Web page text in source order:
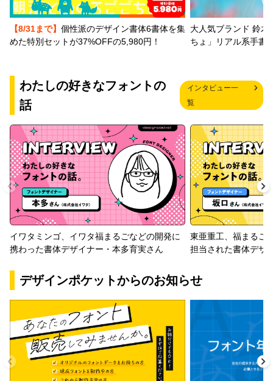
【8/31まで】 個性派のデザイン書体6書体を集
めた特別セットが37%OFFの5,980円！
大人気ブランド 鈴木
ちょ」リアル系手書
わたしの好きなフォントの
話
インタビュー一
覧
イワタミンゴ、イワタ福まるごなどの開発に
携わった書体デザイナー・本多育実さん
東亜重工、福まるご
担当された書体デザ
デザインポケットからのお知らせ